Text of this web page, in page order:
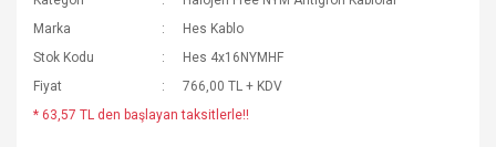
Marka
Hes Kablo
Stok Kodu
Hes 4x16NYMHF
Fiyat
766,00 TL + KDV
* 63,57 TL den başlayan taksitlerle!!